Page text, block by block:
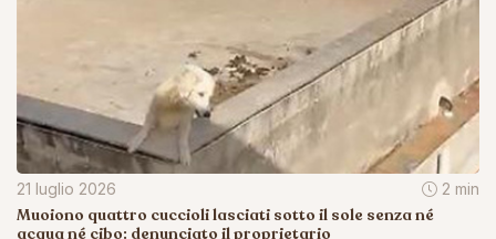
21 luglio 2026 2 min
Muoiono quattro cuccioli lasciati sotto il sole senza né
acqua né cibo: denunciato il proprietario